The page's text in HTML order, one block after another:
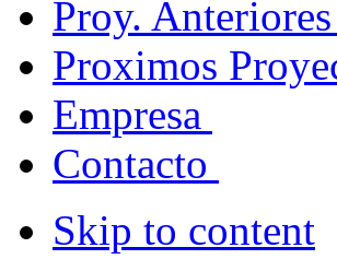
Proy. Anteriores
Proximos
Empresa
Contacto
Skip to content